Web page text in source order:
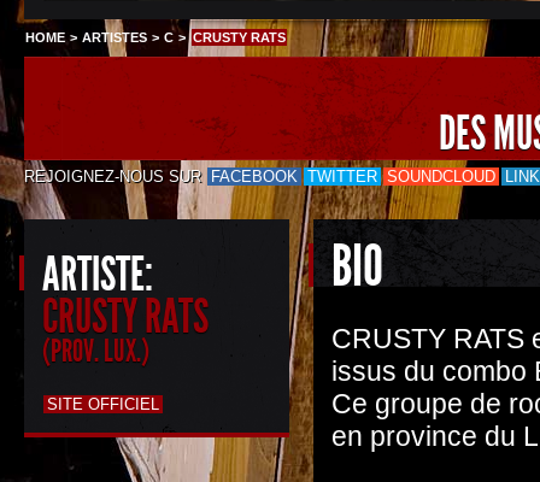
HOME > ARTISTES > C > CRUSTY RATS
DES
REJOIGNEZ-NOUS SUR FACEBOOK TWITTER SOUNDCLOUD
ARTISTE:
CRUSTY RATS
(PROV. LUX.)
SITE OFFICIEL
BIO
CRUSTY RATS
issus du combo
Ce groupe de
en province du